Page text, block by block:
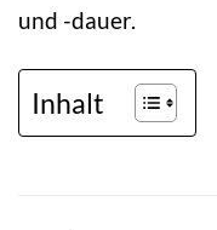
und -dauer.
Inhalt